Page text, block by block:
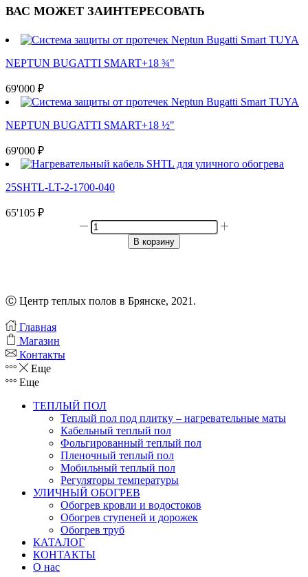
ВАС МОЖЕТ ЗАИНТЕРЕСОВАТЬ
NEPTUN BUGATTI SMART+18 ¾"
69'000 ₽
NEPTUN BUGATTI SMART+18 ½"
69'000 ₽
25SHTL-LT-2-1700-040
65'105 ₽
Количество
товара
м
В корзину
Ⓒ Центр теплых полов в Брянске, 2021.
Главная
Магазин
Контакты
Еще
Еще
ТЕПЛЫЙ ПОЛ
Теплый пол под плитку – нагревательные маты
Кабельный теплый пол
Фольгированный теплый пол
Пленочный теплый пол
Мобильный теплый пол
Регуляторы температуры
УЛИЧНЫЙ ОБОГРЕВ
Обогрев кровли и водостоков
Обогрев ступеней и дорожек
Обогрев труб
КАТАЛОГ
КОНТАКТЫ
О нас